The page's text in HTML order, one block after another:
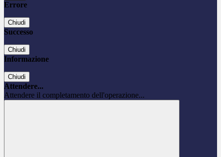
Errore
Chiudi
Successo
Chiudi
Informazione
Chiudi
Attendere...
Attendere il completamento dell'operazione...